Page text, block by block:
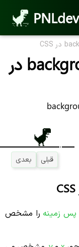
PNLdev
ویژگی background-position در
قبلی بعدی
پس زمینه را مشخص